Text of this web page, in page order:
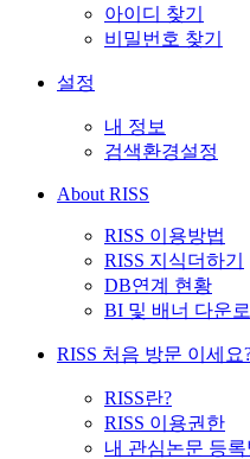
아이디 찾기
비밀번호 찾기
설정
내 정보
검색환경설정
About RISS
RISS 이용방법
RISS 지식더하기
DB연계 현황
BI 및 배너 다운
RISS 처음 방문 이세요
RISS란?
RISS 이용권한
내 관심논문 등록